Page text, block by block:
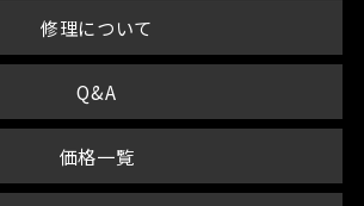
修理について
Q&A
価格一覧